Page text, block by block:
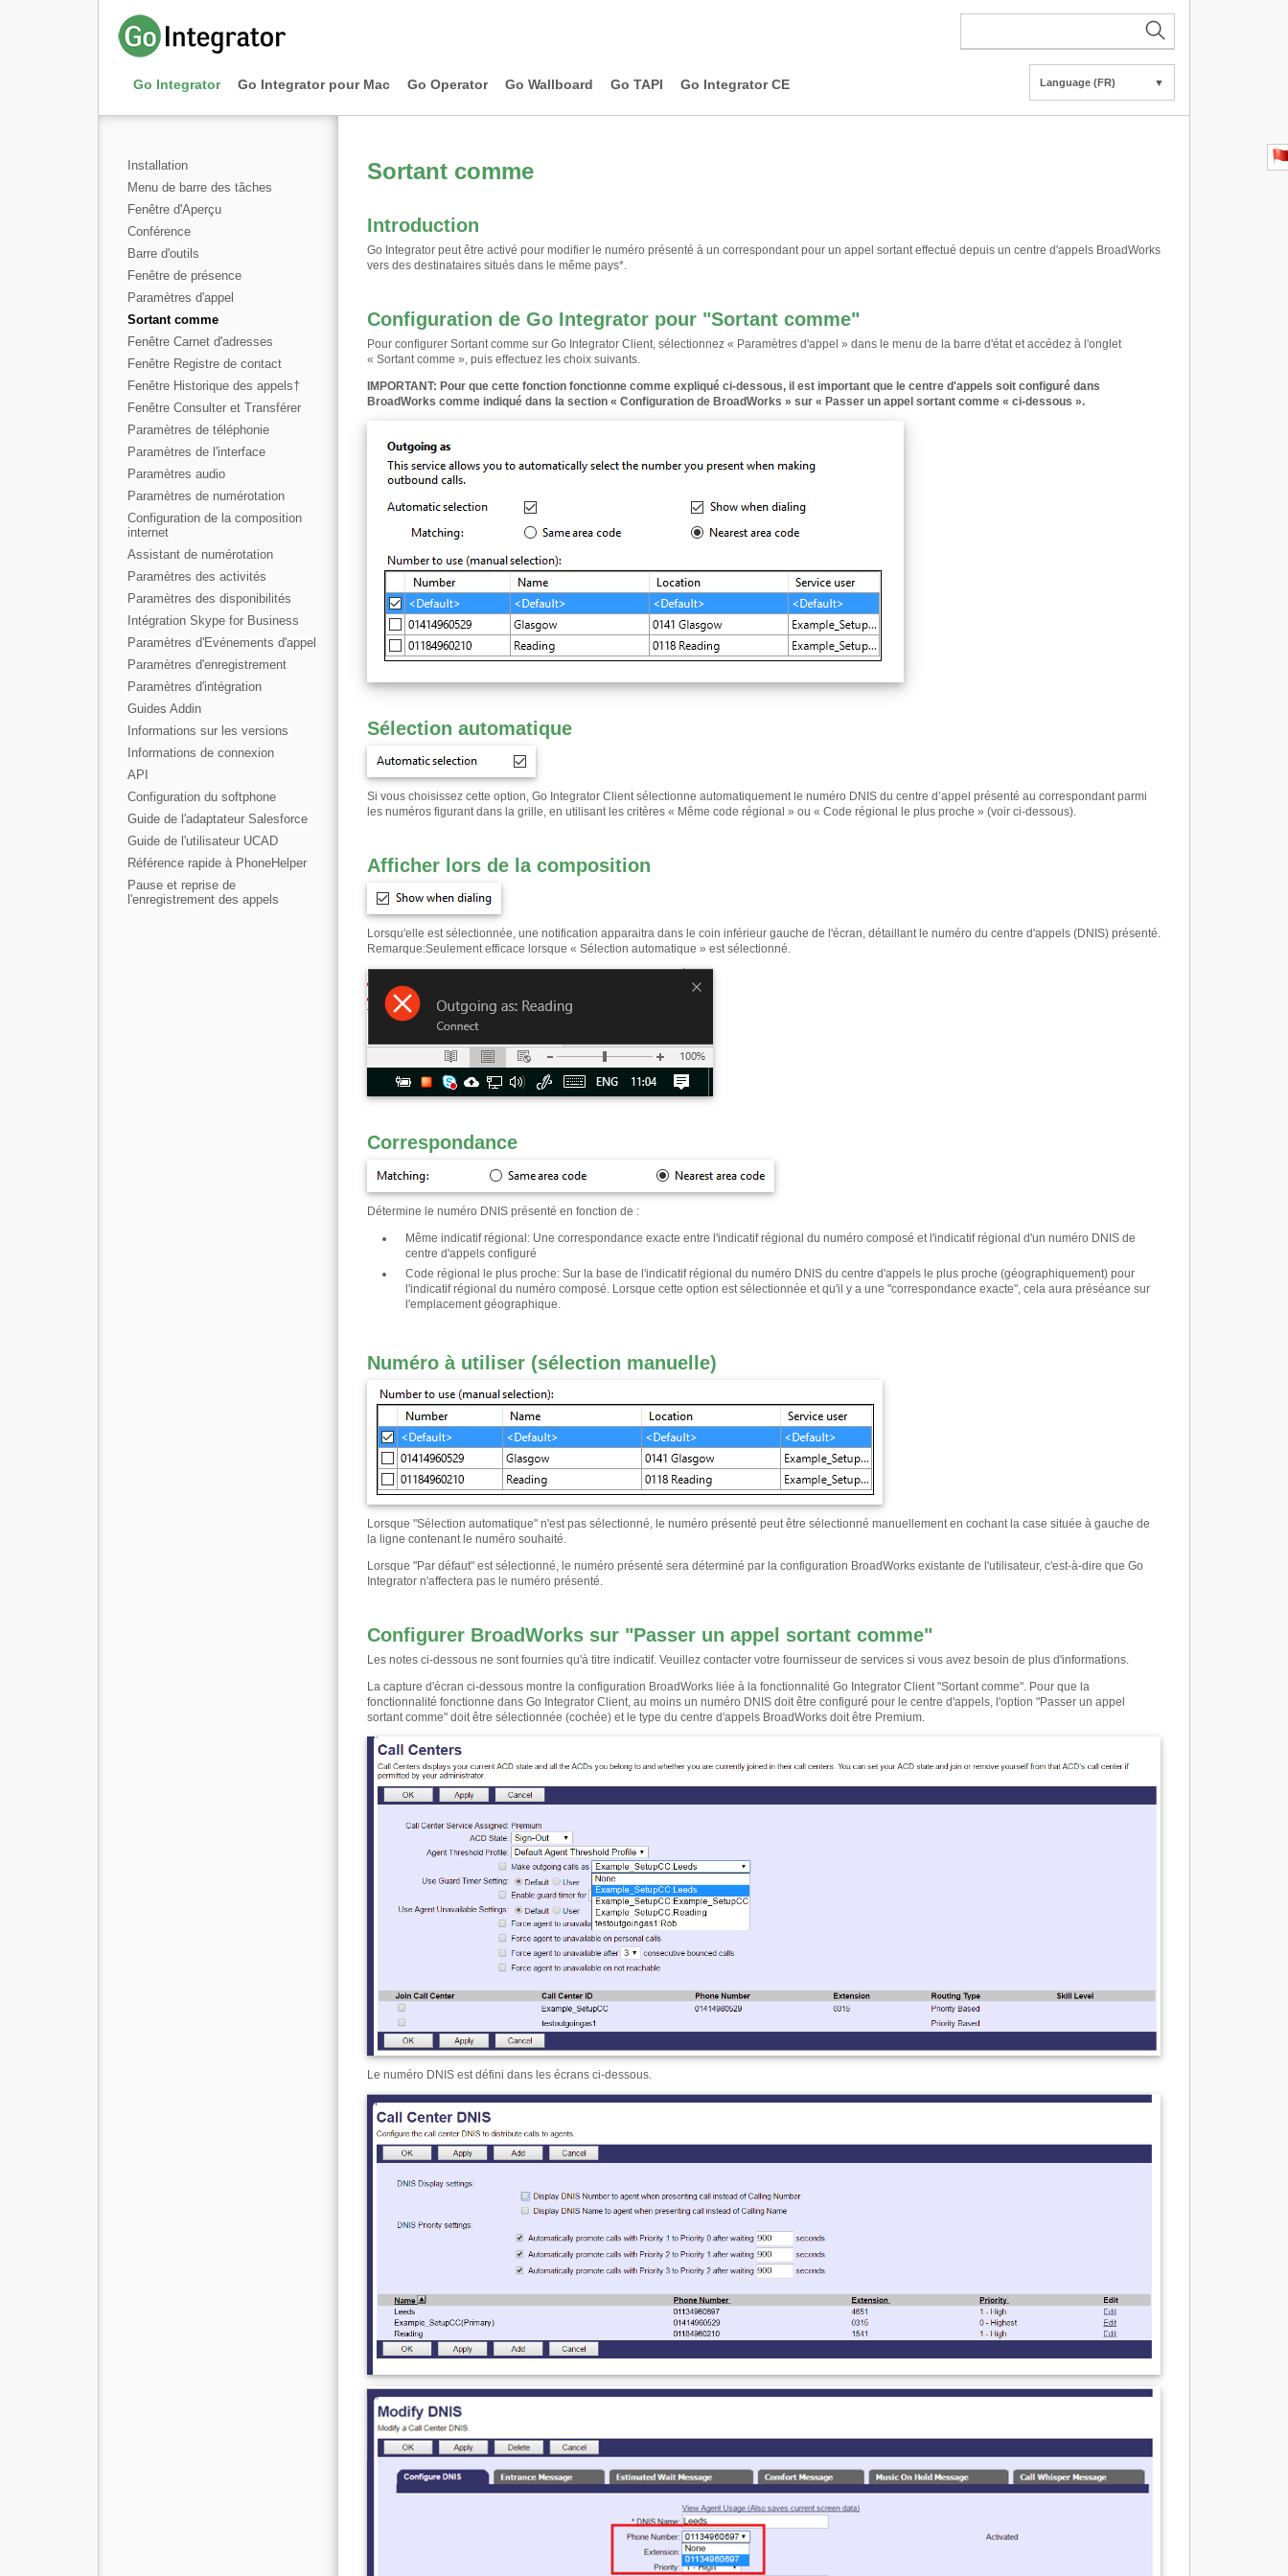
Go Integrator Go Integrator pour Mac Go Operator Go Wallboard Go TAPI Go Integrator CE Language (FR) ▼
Installation
Menu de barre des tâches
Fenêtre d'Aperçu
Conférence
Barre d'outils
Fenêtre de présence
Paramètres d'appel
Sortant comme
Fenêtre Carnet d'adresses
Fenêtre Registre de contact
Fenêtre Historique des appels†
Fenêtre Consulter et Transférer
Paramètres de téléphonie
Paramètres de l'interface
Paramètres audio
Paramètres de numérotation
Configuration de la composition
internet
Assistant de numérotation
Paramètres des activités
Paramètres des disponibilités
Intégration Skype for Business
Paramètres d'Evénements d'appel
Paramètres d'enregistrement
Paramètres d'intégration
Guides Addin
Informations sur les versions
Informations de connexion
API
Configuration du softphone
Guide de l'adaptateur Salesforce
Guide de l'utilisateur UCAD
Référence rapide à PhoneHelper
Pause et reprise de
l'enregistrement des appels
Sortant comme
Introduction
Go Integrator peut être activé pour modifier le numéro présenté à un correspondant pour un appel sortant effectué depuis un centre d'appels BroadWorks
vers des destinataires situés dans le même pays*.
Configuration de Go Integrator pour "Sortant comme"
Pour configurer Sortant comme sur Go Integrator Client, sélectionnez « Paramètres d'appel » dans le menu de la barre d'état et accédez à l'onglet
« Sortant comme », puis effectuez les choix suivants.
IMPORTANT: Pour que cette fonction fonctionne comme expliqué ci-dessous, il est important que le centre d'appels soit configuré dans
BroadWorks comme indiqué dans la section « Configuration de BroadWorks » sur « Passer un appel sortant comme « ci-dessous ».
Sélection automatique
Si vous choisissez cette option, Go Integrator Client sélectionne automatiquement le numéro DNIS du centre d’appel présenté au correspondant parmi
les numéros figurant dans la grille, en utilisant les critères « Même code régional » ou « Code régional le plus proche » (voir ci-dessous).
Afficher lors de la composition
Lorsqu'elle est sélectionnée, une notification apparaitra dans le coin inférieur gauche de l'écran, détaillant le numéro du centre d'appels (DNIS) présenté.
Remarque:Seulement efficace lorsque « Sélection automatique » est sélectionné.
Correspondance
Détermine le numéro DNIS présenté en fonction de :
Même indicatif régional : Une correspondance exacte entre l'indicatif régional du numéro composé et l'indicatif régional d'un numéro DNIS de
centre d'appels configuré
Code régional le plus proche: Sur la base de l'indicatif régional du numéro DNIS du centre d'appels le plus proche (géographiquement) pour
l'indicatif régional du numéro composé. Lorsque cette option est sélectionnée et qu'il y a une "correspondance exacte", cela aura préséance sur
l'emplacement géographique.
Numéro à utiliser (sélection manuelle)
Lorsque "Sélection automatique" n'est pas sélectionné, le numéro présenté peut être sélectionné manuellement en cochant la case située à gauche de
la ligne contenant le numéro souhaité.
Lorsque "Par défaut" est sélectionné, le numéro présenté sera déterminé par la configuration BroadWorks existante de l'utilisateur, c'est-à-dire que Go
Integrator n'affectera pas le numéro présenté.
Configurer BroadWorks sur "Passer un appel sortant comme"
Les notes ci-dessous ne sont fournies qu'à titre indicatif. Veuillez contacter votre fournisseur de services si vous avez besoin de plus d'informations.
La capture d'écran ci-dessous montre la configuration BroadWorks liée à la fonctionnalité Go Integrator Client "Sortant comme". Pour que la
fonctionnalité fonctionne dans Go Integrator Client, au moins un numéro DNIS doit être configuré pour le centre d'appels, l'option "Passer un appel
sortant comme" doit être sélectionnée (cochée) et le type du centre d'appels BroadWorks doit être Premium.
Le numéro DNIS est défini dans les écrans ci-dessous.